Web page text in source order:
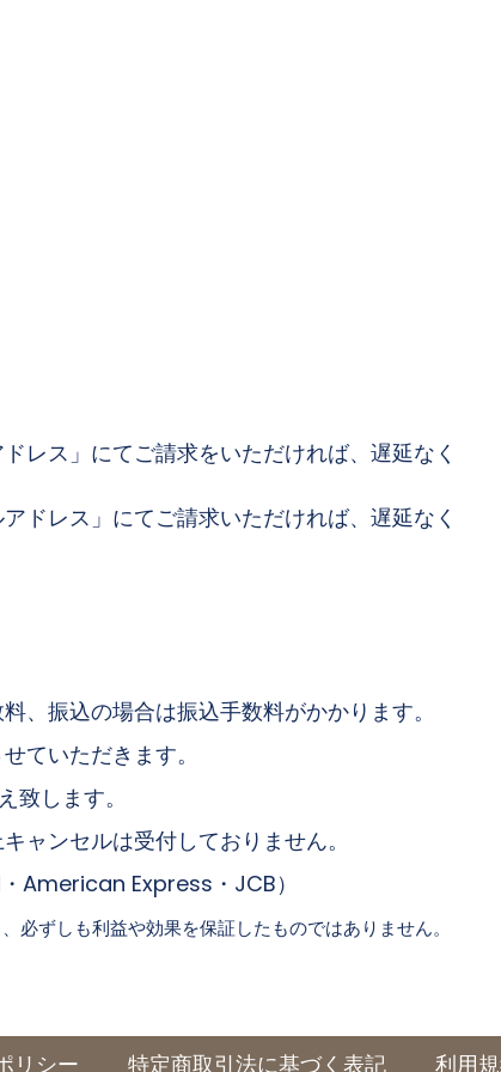
ご請求をいただければ、遅延なく
」にてご請求いただければ、遅延なく
。
、振込の場合は振込手数料がかかります。
ていただきます。
します。
ンセルは受付しておりません。
Express・JCB）
ずしも利益や効果を保証したものではありません。
リシー 特定商取引法に基づく表記 利用